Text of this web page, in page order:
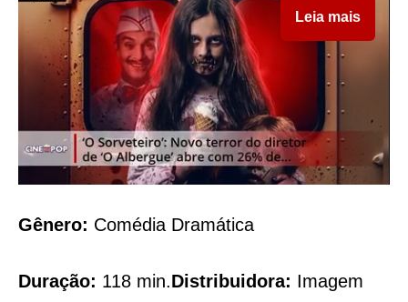
Leia mais
Gênero: Comédia Dramática
Duração: 118 min.Distribuidora: Imagem